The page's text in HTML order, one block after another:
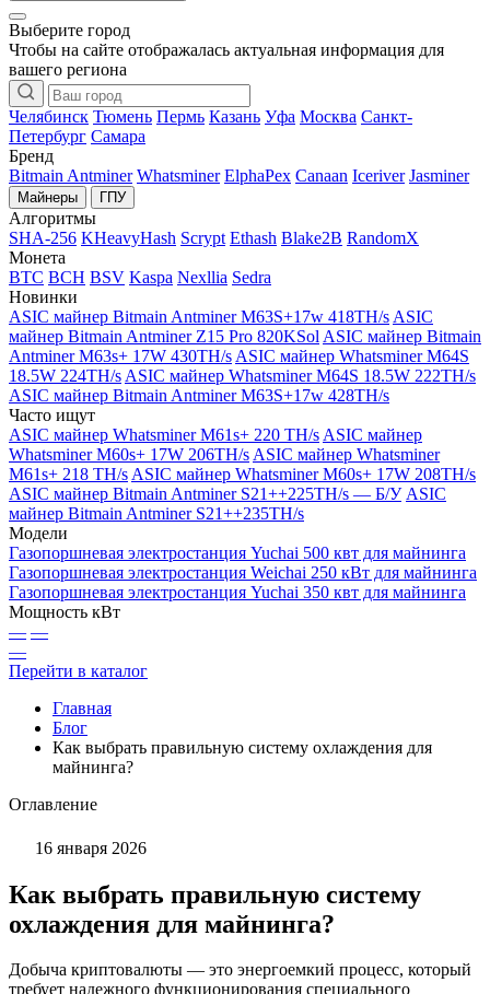
Выберите город
Чтобы на сайте отображалась актуальная информация для
вашего региона
Челябинск Тюмень Пермь Казань Уфа Москва Санкт-
Петербург Самара
Бренд
Bitmain Antminer Whatsminer ElphaPex Canaan Iceriver Jasminer
Майнеры ГПУ
Алгоритмы
SHA-256 KHeavyHash Scrypt Ethash Blake2B RandomX
Монета
BTC BCH BSV Kaspa Nexllia Sedra
Новинки
ASIC майнер Bitmain Antminer M63S+17w 418TH/s ASIC
майнер Bitmain Antminer Z15 Pro 820KSol ASIC майнер Bitmain
Antminer M63s+ 17W 430TH/s ASIC майнер Whatsminer M64S
18.5W 224TH/s ASIC майнер Whatsminer M64S 18.5W 222TH/s
ASIC майнер Bitmain Antminer M63S+17w 428TH/s
Часто ищут
ASIC майнер Whatsminer M61s+ 220 TH/s ASIC майнер
Whatsminer M60s+ 17W 206TH/s ASIC майнер Whatsminer
M61s+ 218 TH/s ASIC майнер Whatsminer M60s+ 17W 208TH/s
ASIC майнер Bitmain Antminer S21++225TH/s — Б/У ASIC
майнер Bitmain Antminer S21++235TH/s
Модели
Газопоршневая электростанция Yuchai 500 квт для майнинга
Газопоршневая электростанция Weichai 250 кВт для майнинга
Газопоршневая электростанция Yuchai 350 квт для майнинга
Мощность кВт
— —
—
Перейти в каталог
Главная
Блог
Как выбрать правильную систему охлаждения для
майнинга?
Оглавление
16 января 2026
Как выбрать правильную систему
охлаждения для майнинга?
Добыча криптовалюты — это энергоемкий процесс, который
требует надежного функционирования специального